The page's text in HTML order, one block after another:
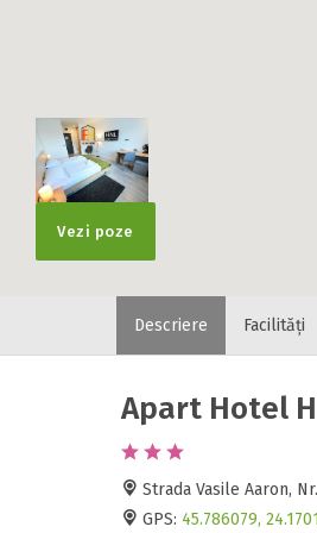
Vezi poze
Descriere Facilități
Apart Hotel
Strada Vasile Aaron,
GPS: 45.786079,